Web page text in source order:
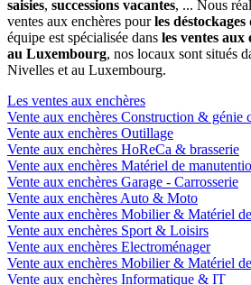
saisies, successions vacantes, ... Nous
ventes aux enchères pourles
équipe est spécialisée dans les ventes aux
au Luxembourg, nos locaux sont situés
Nivelles et au Luxembourg.
Les ventes aux enchères
Vente aux enchères Construction & génie
Vente aux enchères Outillage
Vente aux enchères HoReCa & brasserie
Vente aux enchères Matériel de
Vente aux enchères Garage - Carrosserie
Vente aux enchères Auto & Moto
Vente aux enchères Mobilier & Matériel
Vente aux enchères Sport & Loisirs
Vente aux enchères Electroménager
Vente aux enchères Mobilier & Matériel
Vente aux enchères Informatique & IT